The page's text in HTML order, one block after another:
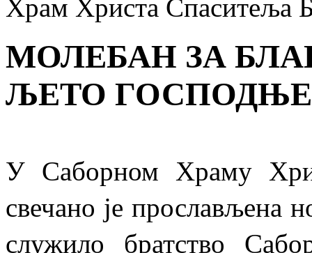
Храм Христа Спаситеља
МОЛЕБАН ЗА
ЉЕТО ГОСПОДЊЕ
У Саборном Храму
свечано је прослављена
служило братство